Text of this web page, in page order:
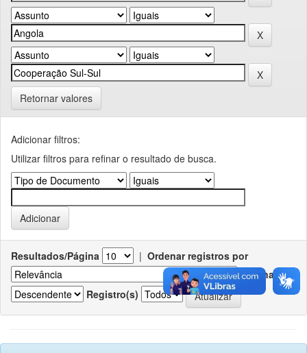
Retornar valores
Adicionar filtros:
Utilizar filtros para refinar o resultado de busca.
Resultados/Página | Ordenar registros por
Ordenar
Registro(s)